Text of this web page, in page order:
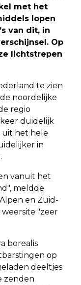
met het
lopen
van dit, in
Op
lichtstrepen
te zien
noordelijke
regio
duidelijk
uit het hele
in
vanuit het
meldde
en Zuid-
weersite "zeer
borealis
op
deeltjes
zenden.